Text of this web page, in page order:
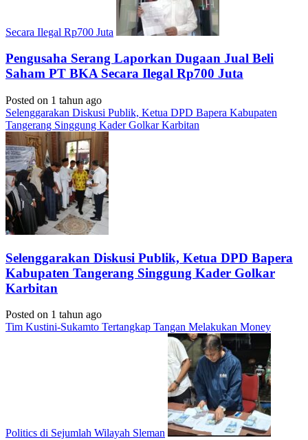
Secara Ilegal Rp700 Juta
Pengusaha Serang Laporkan Dugaan Jual Beli
Saham PT BKA Secara Ilegal Rp700 Juta
Posted on 1 tahun ago
Selenggarakan Diskusi Publik, Ketua DPD Bapera Kabupaten
Tangerang Singgung Kader Golkar Karbitan
Selenggarakan Diskusi Publik, Ketua DPD Bapera
Kabupaten Tangerang Singgung Kader Golkar
Karbitan
Posted on 1 tahun ago
Tim Kustini-Sukamto Tertangkap Tangan Melakukan Money
Politics di Sejumlah Wilayah Sleman